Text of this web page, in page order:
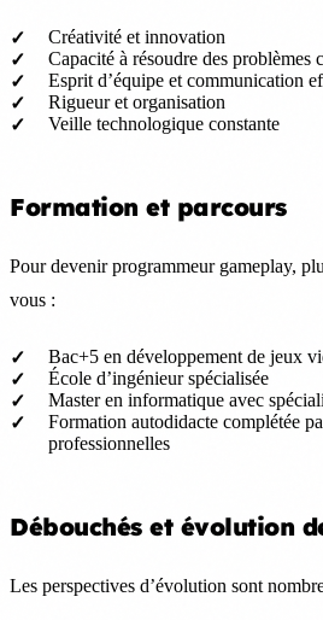
Créativité et innovation
Capacité à résoudre des problèmes
Esprit d’équipe et communication
Rigueur et organisation
Veille technologique constante
Formation et parcours
Pour devenir programmeur gameplay,
vous :
Bac+5 en développement de jeux
École d’ingénieur spécialisée
Master en informatique avec
Formation autodidacte complétée
professionnelles
Débouchés et évolution
Les perspectives d’évolution sont